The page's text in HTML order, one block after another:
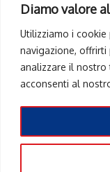
Diamo valore
Utilizziamo i
navigazione,
analizzare il nostro
acconsenti al
Link Utili
Info Pubblicità